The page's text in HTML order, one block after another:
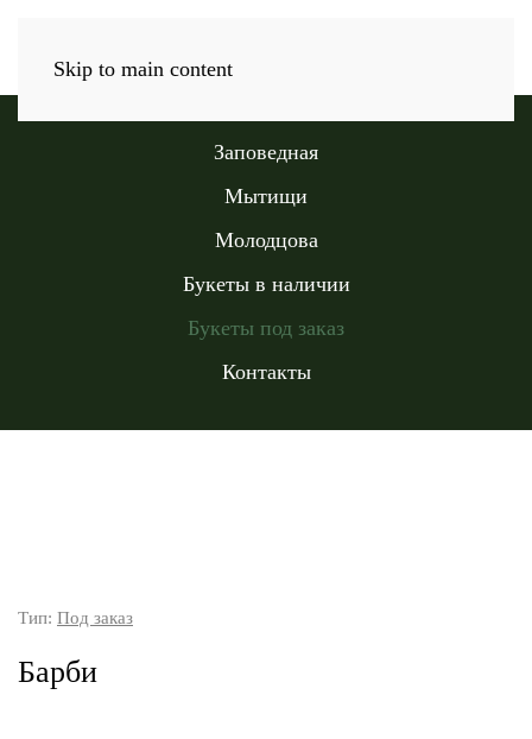
Skip to main content
Заповедная
Мытищи
Молодцова
Букеты в наличии
Букеты под заказ
Контакты
Тип: Под заказ
Барби